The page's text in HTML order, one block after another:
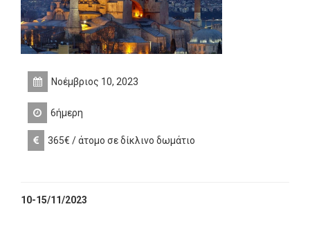
Νοέμβριος 10, 2023
6ήμερη
365€ / άτομο σε δίκλινο δωμάτιο
10-15/11/2023